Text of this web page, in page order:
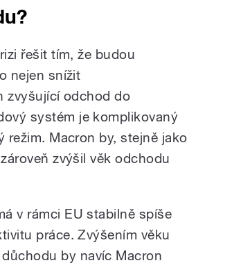
řešit tím, že budou
nejen snížit
zvyšující odchod do
systém je komplikovaný
režim. Macron by, stejně jako
zvýšil věk odchodu
v rámci EU stabilně spíše
práce. Zvýšením věku
by navíc Macron